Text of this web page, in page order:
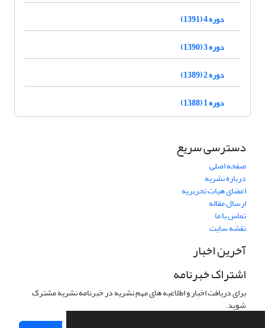
دوره 4 (1391)
دوره 3 (1390)
دوره 2 (1389)
دوره 1 (1388)
دسترسی سریع
صفحه اصلی
درباره نشریه
اعضای هیات تحریریه
ارسال مقاله
تماس با ما
نقشه سایت
آخرین اخبار
اشتراک خبرنامه
برای دریافت اخبار و اطلاعیه های مهم نشریه در خبرنامه نشریه مشترک
شوید.